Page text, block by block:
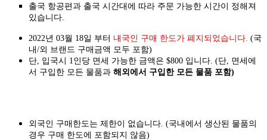
출국 항공편과 출국 시간대에 따라 주문 가능한 시간이 정해져
있습니다.
2022년 03월 18일 부터 내국인 구매 한도가 폐지되었습니다. (국
내/외 브랜드 구매금액 모두 포함)
단, 입국시 1인당 면세 가능한 금액은 $800 입니다. (단, 면세에
서 구입한 모든 물품과 해외에서 구입한 모든 물품 포함)
외국인 구매한도는 제한이 없습니다. (국내에서 생산된 물품의
경우 구매 한도에 포함되지 않음)